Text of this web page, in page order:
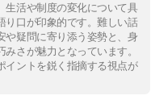
生活や制度の変化について具
り口が印象的です。難しい話
や疑問に寄り添う姿勢と、身
さが魅力となっています。
イントを鋭く指摘する視点が